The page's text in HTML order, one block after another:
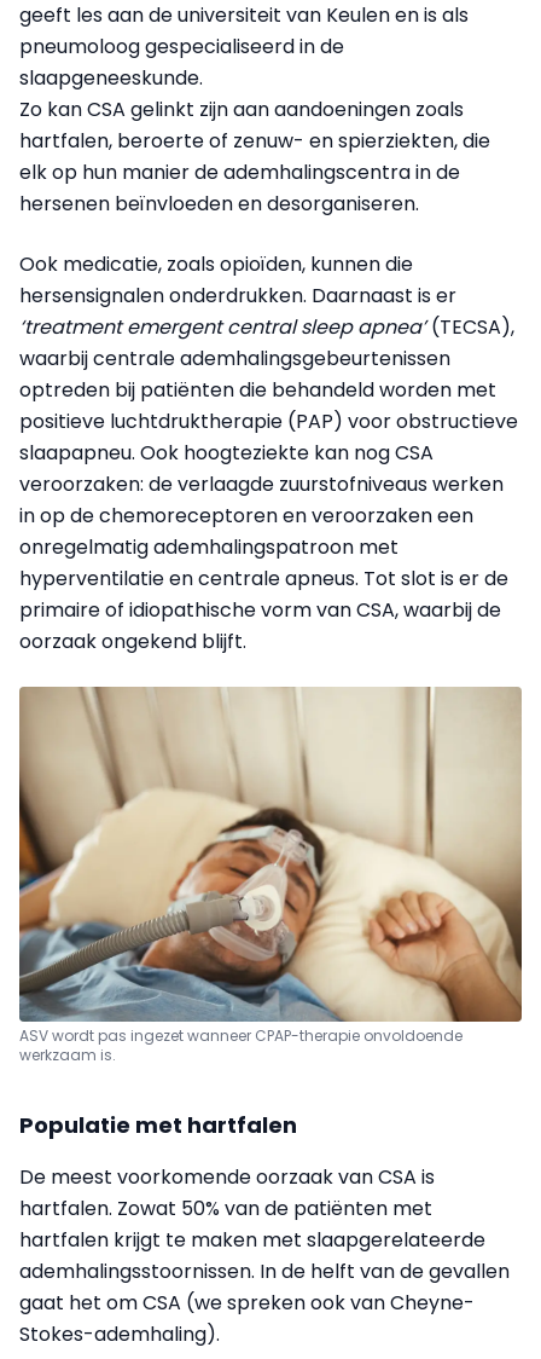
geeft les aan de universiteit van Keulen en is als
pneumoloog gespecialiseerd in de
slaapgeneeskunde.
Zo kan CSA gelinkt zijn aan aandoeningen zoals
hartfalen, beroerte of zenuw- en spierziekten, die
elk op hun manier de ademhalingscentra in de
hersenen beïnvloeden en desorganiseren.
Ook medicatie, zoals opioïden, kunnen die
hersensignalen onderdrukken. Daarnaast is er
‘treatment emergent central sleep apnea’(TECSA),
waarbij centrale ademhalingsgebeurtenissen
optreden bij patiënten die behandeld worden met
positieve luchtdruktherapie (PAP) voor obstructieve
slaapapneu. Ook hoogteziekte kan nog CSA
veroorzaken: de verlaagde zuurstofniveaus werken
in op de chemoreceptoren en veroorzaken een
onregelmatig ademhalingspatroon met
hyperventilatie en centrale apneus. Tot slot is er de
primaire of idiopathische vorm van CSA, waarbij de
oorzaak ongekend blijft.
ASV wordt pas ingezet wanneer CPAP-therapie onvoldoende
werkzaam is.
Populatie met hartfalen
De meest voorkomende oorzaak van CSA is
hartfalen. Zowat 50% van de patiënten met
hartfalen krijgt te maken met slaapgerelateerde
ademhalingsstoornissen. In de helft van de gevallen
gaat het om CSA (we spreken ook van Cheyne-
Stokes-ademhaling).